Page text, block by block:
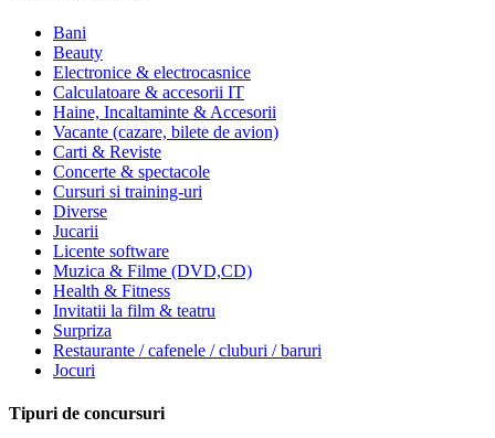
Bani
Beauty
Electronice & electrocasnice
Calculatoare & accesorii IT
Haine, Incaltaminte & Accesorii
Vacante (cazare, bilete de avion)
Carti & Reviste
Concerte & spectacole
Cursuri si training-uri
Diverse
Jucarii
Licente software
Muzica & Filme (DVD,CD)
Health & Fitness
Invitatii la film & teatru
Surpriza
Restaurante / cafenele / cluburi / baruri
Jocuri
Tipuri de concursuri